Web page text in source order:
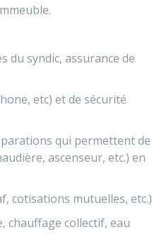
du syndic, assurance de
etc) et de sécurité
qui permettent de
ascenseur, etc.) en
, cotisations mutuelles, etc.)
chauffage collectif, eau